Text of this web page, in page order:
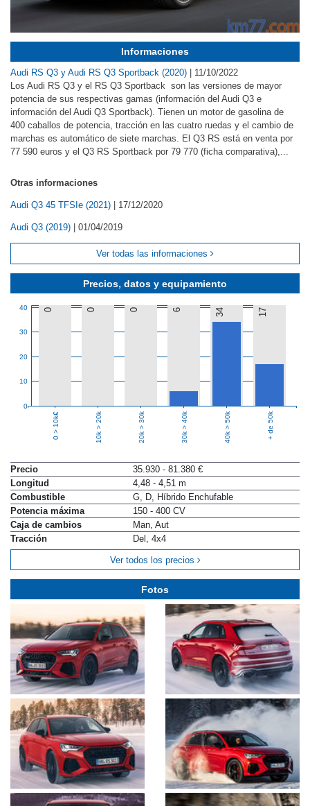
Precios, datos y equipamiento
0
10
20
30
40 0 0 0 6 34 17
0 > 10k€ 10k > 20k 20k > 30k 30k > 40k 40k > 50k + de 50k
Precio
35.930 - 81.380 €
Longitud
4,48 - 4,51 m
Combustible
G, D, Híbrido Enchufable
Potencia máxima
150 - 400 CV
Caja de cambios
Man, Aut
Tracción
Del, 4x4
Ver todos los precios
Informaciones
Audi RS Q3 y Audi RS Q3 Sportback (2020)
11/10/2022
Los Audi RS Q3 y el RS Q3 Sportback son las versiones de mayor
potencia de sus respectivas gamas (información del Audi Q3 e
información del Audi Q3 Sportback). Tienen un motor de gasolina de
400 caballos de potencia, tracción en las cuatro ruedas y el cambio de
marchas es automático de siete marchas. El Q3 RS está en venta por
77 590 euros y el Q3 RS Sportback por 79 770 (ficha comparativa),...
Otras informaciones
Audi Q3 45 TFSIe (2021) 17/12/2020
Audi Q3 (2019) 01/04/2019
Ver todas las informaciones
Fotos